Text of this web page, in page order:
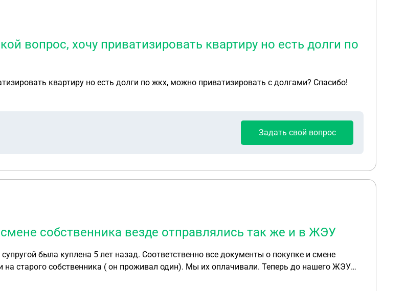
вопрос, хочу приватизировать квартиру но есть долги по
квартиру но есть долги по жкх, можно приватизировать с долгами? Спасибо!
Задать свой вопрос
собственника везде отправлялись так же и в ЖЭУ
была куплена 5 лет назад. Соответственно все документы о покупке и смене
старого собственника ( он проживал один). Мы их оплачивали. Теперь до нашего ЖЭУ
тоже сменилось. Они нам сделали перерасчёт потребления и сумма выходит неприятная